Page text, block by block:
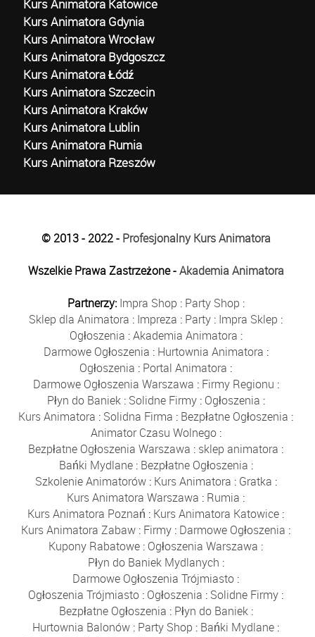
Kurs Animatora Katowice
Kurs Animatora Gdynia
Kurs Animatora Wrocław
Kurs Animatora Bydgoszcz
Kurs Animatora Łódź
Kurs Animatora Szczecin
Kurs Animatora Kraków
Kurs Animatora Lublin
Kurs Animatora Rumia
Kurs Animatora Rzeszów
© 2013 - 2022 - Profesjonalny Kurs Animatora
Wszelkie Prawa Zastrzeżone -Akademia Animatora
Partnerzy: Impra Shop : Party Shop :
Sklep dla Animatora : Impreza : Party : Impra Sklep :
Ogłoszenia :Akademia Animatora :
Darmowe Ogłoszenia : Hurtownia Animatora :
Ogłoszenia : Portal Animatora :
Darmowe Ogłoszenia Warszawa : Firmy Regionu :
Płyn do Baniek: Solidne Firmy: Ogłoszenia :
Kurs Animatora : Solidna Firma : Bezpłatne Ogłoszenia :
Animator Czasu Wolnego:
Bezpłatne Ogłoszenia Warszawa : sklep animatora :
Bańki Mydlane: Bezpłatne Ogłoszenia :
Szkolenie Animatorów: Kurs Animatora : Gratka :
Kurs Animatora Warszawa : Rumia :
Kurs Animatora Poznań : Kurs Animatora Katowice :
Kurs Animatora Zabaw : Firmy : Darmowe Ogłoszenia :
Kupony Rabatowe : Ogłoszenia Warszawa :
Płyn do Baniek Mydlanych :
Darmowe Ogłoszenia Trójmiasto :
Ogłoszenia Trójmiasto : Ogłoszenia : Solidne Firmy :
Bezpłatne Ogłoszenia : Płyn do Baniek:
Hurtownia Balonów : Party Shop : Bańki Mydlane :